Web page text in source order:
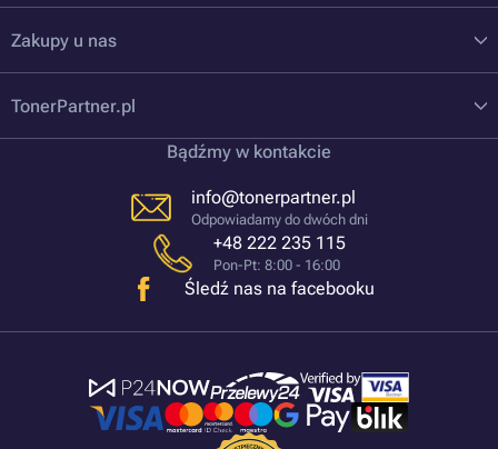
Zakupy u nas
TonerPartner.pl
Bądźmy w kontakcie
info@tonerpartner.pl
Odpowiadamy do dwóch dni
+48 222 235 115
Pon-Pt: 8:00 - 16:00
Śledź nas na facebooku